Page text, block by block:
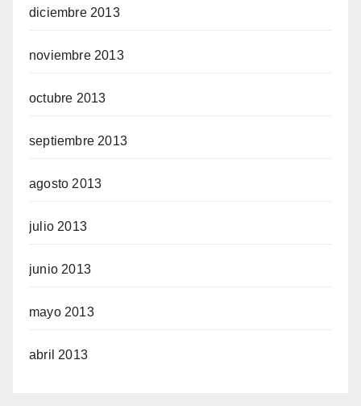
diciembre 2013
noviembre 2013
octubre 2013
septiembre 2013
agosto 2013
julio 2013
junio 2013
mayo 2013
abril 2013